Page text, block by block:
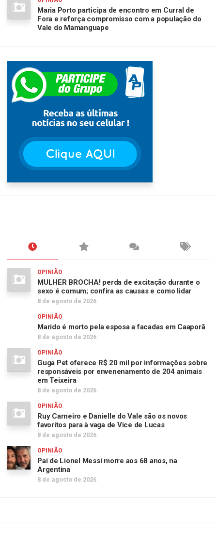
Maria Porto participa de encontro em Curral de
Fora e reforça compromisso com a população do
Vale do Mamanguape
OPINIÃO
MULHER BROCHA! perda de excitação durante o
sexo é comum; confira as causas e como lidar
8 de agosto de 2026
OPINIÃO
Marido é morto pela esposa a facadas em Caaporã
8 de agosto de 2026
OPINIÃO
Guga Pet oferece R$ 20 mil por informações sobre
responsáveis por envenenamento de 204 animais
em Teixeira
8 de agosto de 2026
OPINIÃO
Ruy Carneiro e Danielle do Vale são os novos
favoritos para à vaga de Vice de Lucas
8 de agosto de 2026
OPINIÃO
Pai de Lionel Messi morre aos 68 anos, na
Argentina
8 de agosto de 2026